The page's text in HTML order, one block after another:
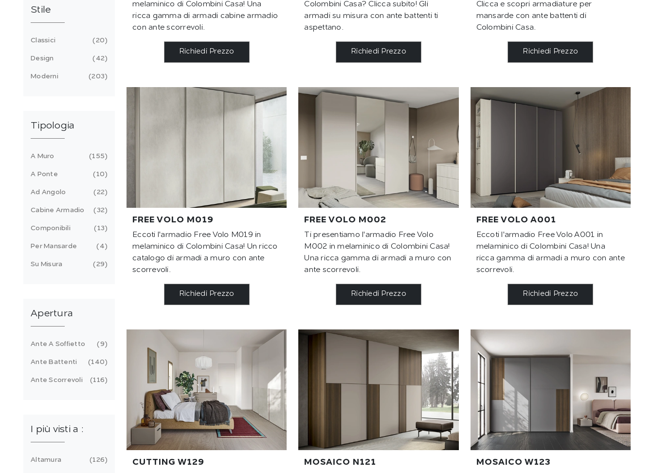
melaminico di Colombini Casa! Una
ricca gamma di armadi cabine armadio
con ante scorrevoli.
Richiedi Prezzo
Colombini Casa? Clicca subito! Gli
armadi su misura con ante battenti ti
aspettano.
Richiedi Prezzo
Clicca e scopri armadiature per
mansarde con ante battenti di
Colombini Casa.
Richiedi Prezzo
FREE VOLO M019
Eccoti l'armadio Free Volo M019 in
melaminico di Colombini Casa! Un ricco
catalogo di armadi a muro con ante
scorrevoli.
Richiedi Prezzo
FREE VOLO M002
Ti presentiamo l'armadio Free Volo
M002 in melaminico di Colombini Casa!
Una ricca gamma di armadi a muro con
ante scorrevoli.
Richiedi Prezzo
FREE VOLO A001
Eccoti l'armadio Free Volo A001 in
melaminico di Colombini Casa! Una
ricca gamma di armadi a muro con ante
scorrevoli.
Richiedi Prezzo
CUTTING W129 MOSAICO N121 MOSAICO W123
Stile
Classici 20
Design 42
Moderni 203
Tipologia
A Muro 155
A Ponte 10
Ad Angolo 22
Cabine Armadio 32
Componibili 13
Per Mansarde 4
Su Misura 29
Apertura
Ante A Soffietto 9
Ante Battenti 140
Ante Scorrevoli 116
I più visti a :
Altamura 126